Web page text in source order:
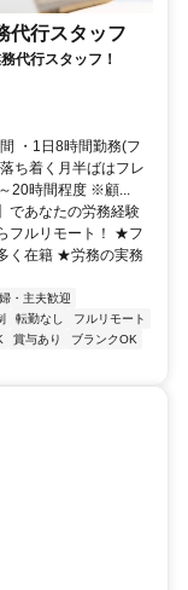
代行スタッフ
代行スタッフ！
・1日8時間勤務(フ
ち着く月半ばはフレ
20時間程度 ※顧...
であなたの労務経験
フルリモート！ ★フ
く在籍 ★労務の実務
・主夫歓迎
転勤なし
フルリモート
賞与あり
ブランクOK